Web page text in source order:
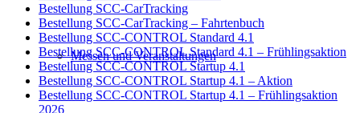
Messen und Veranstaltungen
Bestellung SCC-CarTracking
Bestellung SCC-CarTracking – Fahrtenbuch
Bestellung SCC-CONTROL Standard 4.1
Bestellung SCC-CONTROL Standard 4.1 – Frühlingsaktion
Bestellung SCC-CONTROL Startup 4.1
Bestellung SCC-CONTROL Startup 4.1 – Aktion
Bestellung SCC-CONTROL Startup 4.1 – Frühlingsaktion
2026